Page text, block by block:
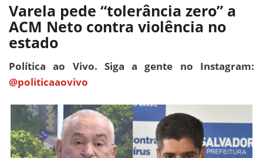
Varela pede “tolerância zero” a
ACM Neto contra violência no
estado
Política ao Vivo. Siga a gente no Instagram:
@politicaaovivo